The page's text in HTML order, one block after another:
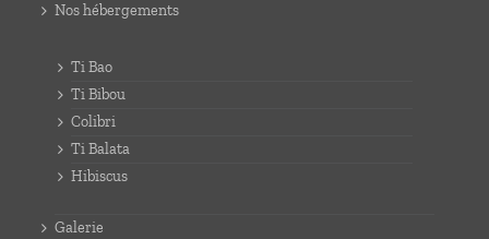
Nos hébergements
Ti Bao
Ti Bibou
Colibri
Ti Balata
Hibiscus
Galerie